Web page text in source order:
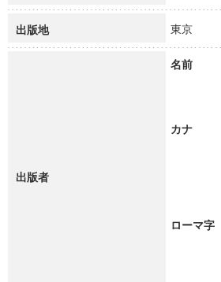
出版地 東京
出版者
名前
カナ
ローマ字